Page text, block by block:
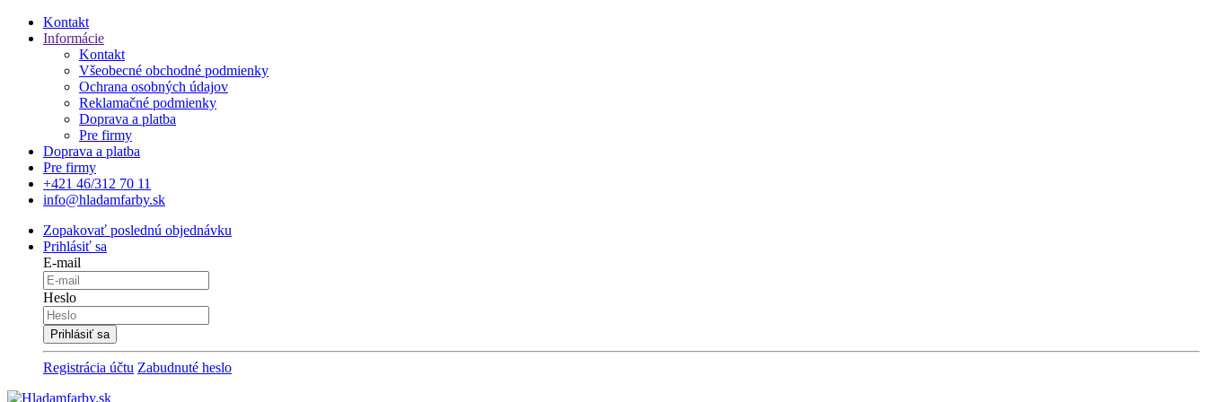
Kontakt
Informácie
Kontakt
Všeobecné obchodné podmienky
Ochrana osobných údajov
Reklamačné podmienky
Doprava a platba
Pre firmy
Doprava a platba
Pre firmy
+421 46/312 70 11
info@hladamfarby.sk
Zopakovať poslednú objednávku
Prihlásiť sa
E-mail
Heslo
Registrácia účtu Zabudnuté heslo